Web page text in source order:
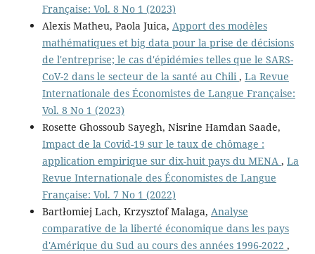
Française: Vol. 8 No 1 (2023)
Alexis Matheu, Paola Juica, Apport des modèles
mathématiques et big data pour la prise de décisions
de l'entreprise; le cas d'épidémies telles que le SARS-
CoV-2 dans le secteur de la santé au Chili, La Revue
Internationale des Économistes de Langue Française:
Vol. 8 No 1 (2023)
Rosette Ghossoub Sayegh, Nisrine Hamdan Saade,
Impact de la Covid-19 sur le taux de chômage :
application empirique sur dix-huit pays du MENA , La
Revue Internationale des Économistes de Langue
Française: Vol. 7 No 1 (2022)
Bartłomiej Lach, Krzysztof Malaga, Analyse
comparative de la liberté économique dans les pays
d'Amérique du Sud au cours des années 1996-2022 ,